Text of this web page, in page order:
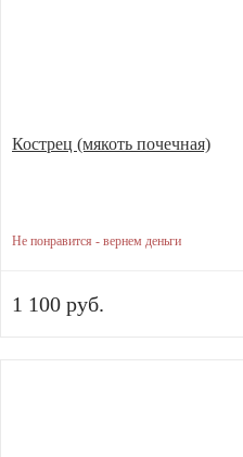
Кострец (мякоть почечная)
Не понравится - вернем деньги
1 100 руб.